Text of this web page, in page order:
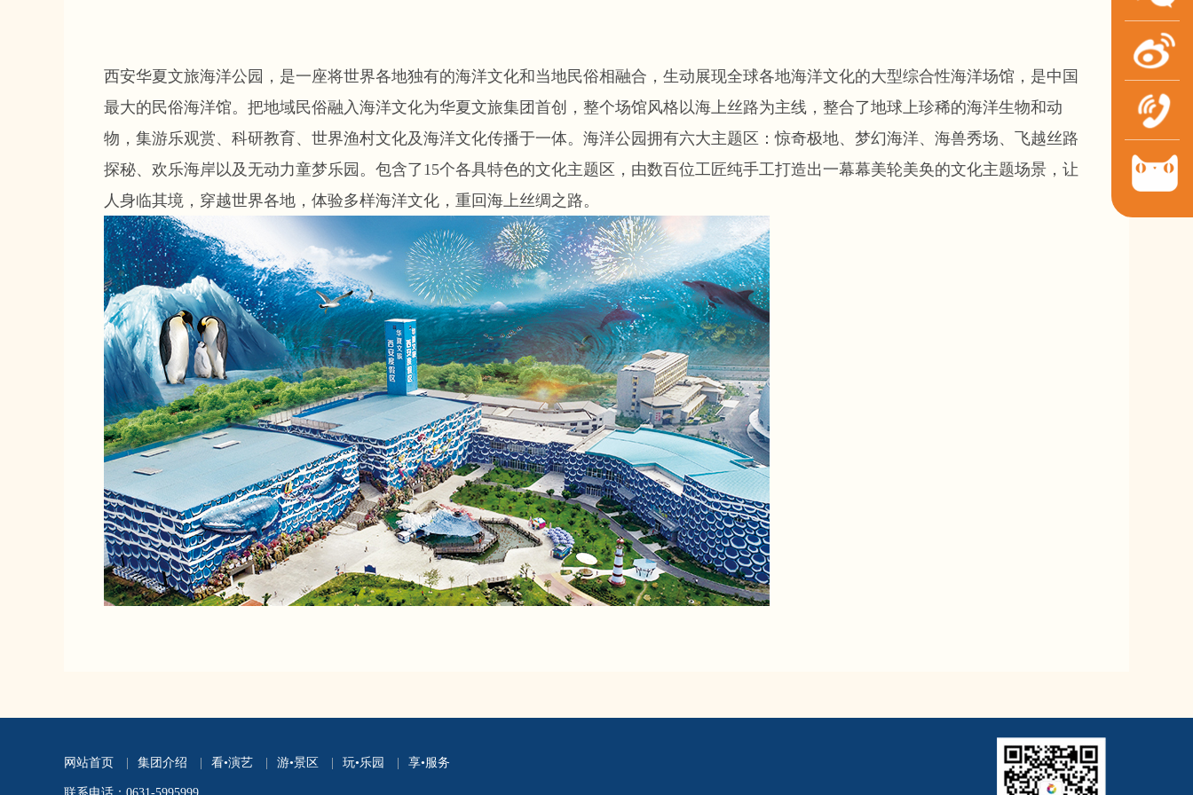
西安华夏文旅海洋公园，是一座将世界各地独有的海洋文化和当地民俗相融合，生动展现全球各地海洋文化的大型综合性海洋场馆，是中国
最大的民俗海洋馆。把地域民俗融入海洋文化为华夏文旅集团首创，整个场馆风格以海上丝路为主线，整合了地球上珍稀的海洋生物和动
物，集游乐观赏、科研教育、世界渔村文化及海洋文化传播于一体。海洋公园拥有六大主题区：惊奇极地、梦幻海洋、海兽秀场、飞越丝路
探秘、欢乐海岸以及无动力童梦乐园。包含了15个各具特色的文化主题区，由数百位工匠纯手工打造出一幕幕美轮美奂的文化主题场景，让
人身临其境，穿越世界各地，体验多样海洋文化，重回海上丝绸之路。
网站首页 集团介绍 看•演艺 游•景区 玩•乐园 享•服务